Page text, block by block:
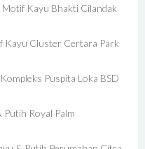
Kayu Bhakti Cilandak
Kayu Cluster Certara Park
Puspita Loka BSD
Putih Royal Palm